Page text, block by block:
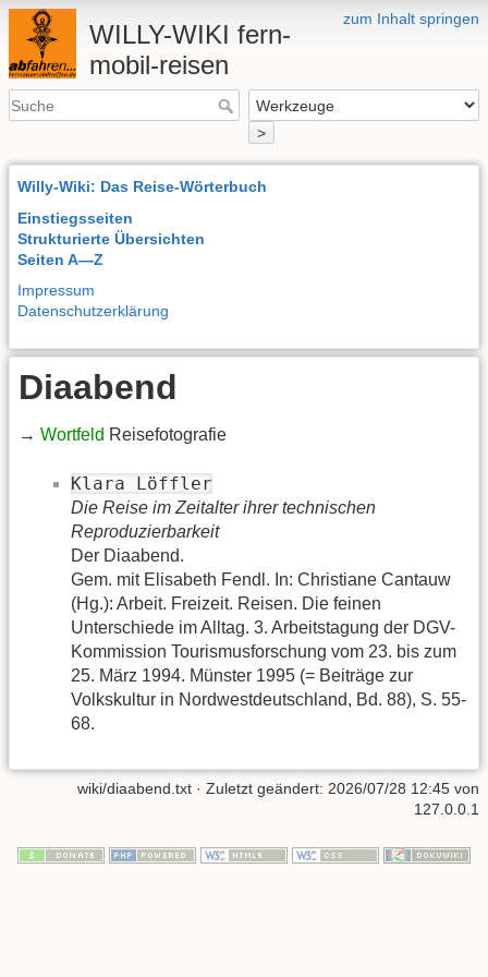
zum Inhalt springen
WILLY-WIKI fern-
mobil-reisen
>
Willy-Wiki: Das Reise-Wörterbuch
Einstiegsseiten
Strukturierte Übersichten
Seiten A—Z
Impressum
Datenschutzerklärung
Diaabend
→ Wortfeld Reisefotografie
Klara Löffler
Die Reise im Zeitalter ihrer technischen
Reproduzierbarkeit
Der Diaabend.
Gem. mit Elisabeth Fendl. In: Christiane Cantauw
(Hg.): Arbeit. Freizeit. Reisen. Die feinen
Unterschiede im Alltag. 3. Arbeitstagung der DGV-
Kommission Tourismusforschung vom 23. bis zum
25. März 1994. Münster 1995 (= Beiträge zur
Volkskultur in Nordwestdeutschland, Bd. 88), S. 55-
68.
wiki/diaabend.txt · Zuletzt geändert: 2026/07/28 12:45 von
127.0.0.1